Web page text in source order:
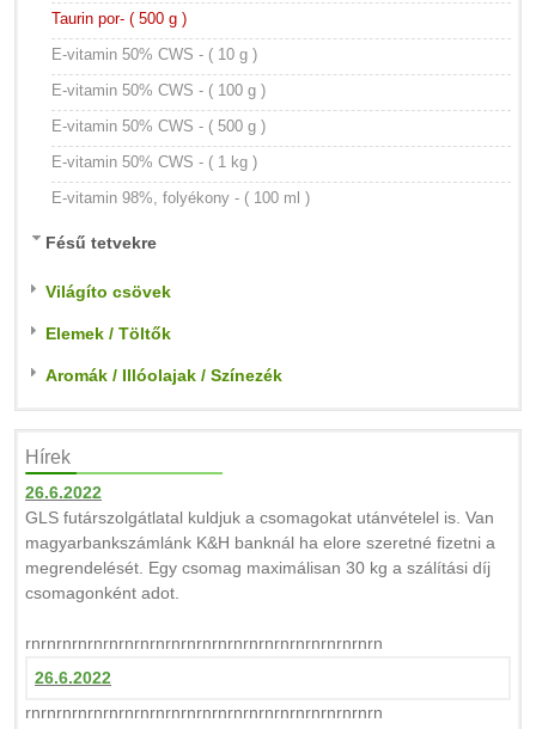
Taurin por- ( 500 g )
E-vitamin 50% CWS - ( 10 g )
E-vitamin 50% CWS - ( 100 g )
E-vitamin 50% CWS - ( 500 g )
E-vitamin 50% CWS - ( 1 kg )
E-vitamin 98%, folyékony - ( 100 ml )
Fésű tetvekre
Világíto csövek
Elemek / Töltők
Aromák / Illóolajak / Színezék
Hírek
26.6.2022
GLS futárszolgátlatal kuldjuk a csomagokat utánvételel is. Van
magyarbankszámlánk K&H banknál ha elore szeretné fizetni a
megrendelését. Egy csomag maximálisan 30 kg a szálítási díj
csomagonként adot.
rnrnrnrnrnrnrnrnrnrnrnrnrnrnrnrnrnrnrnrnrnrnrn
26.6.2022
rnrnrnrnrnrnrnrnrnrnrnrnrnrnrnrnrnrnrnrnrnrnrn